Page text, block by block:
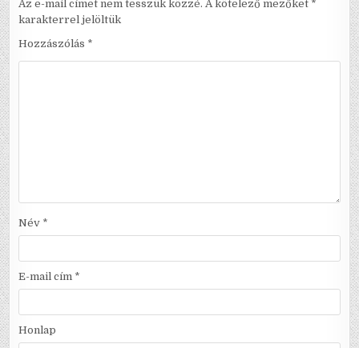
Az e-mail címet nem tesszük közzé. A kötelező mezőket *
karakterrel jelöltük
Hozzászólás *
Név *
E-mail cím *
Honlap